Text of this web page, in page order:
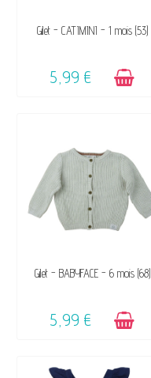
DISPONIBLE
Gilet - CATIMINI - 1 mois (53)
5,99 €
DISPONIBLE
Gilet - BABYFACE - 6 mois (68)
5,99 €